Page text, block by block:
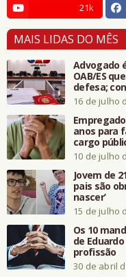
21k
MAIS LIDAS DO MÊS
Advogado
OAB/ES
defesa;
16 de julho
anos para
cargo
10 de julho
Jovem de
pais são
nascer’
15 de julho
Os 10
de
profissão
30 de abril